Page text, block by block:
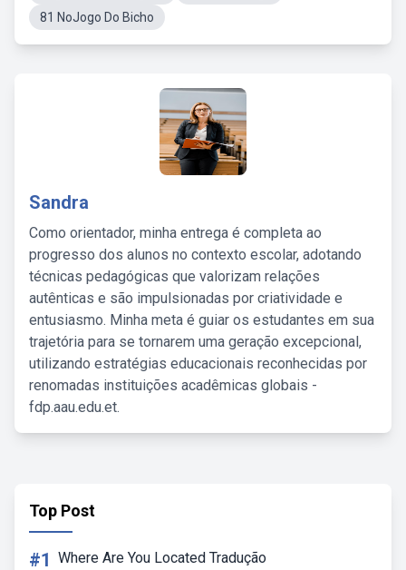
81 NoJogo Do Bicho
Sandra
Como orientador, minha entrega é completa ao
progresso dos alunos no contexto escolar, adotando
técnicas pedagógicas que valorizam relações
autênticas e são impulsionadas por criatividade e
entusiasmo. Minha meta é guiar os estudantes em sua
trajetória para se tornarem uma geração excepcional,
utilizando estratégias educacionais reconhecidas por
renomadas instituições acadêmicas globais -
fdp.aau.edu.et.
Top Post
#1 Where Are You Located Tradução